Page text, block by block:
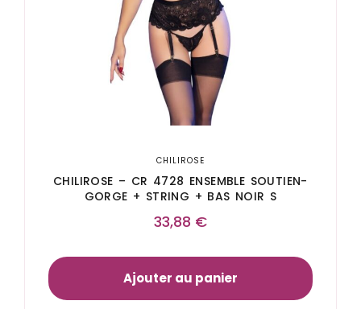
CHILIROSE
CHILIROSE – CR 4728 ENSEMBLE SOUTIEN-
GORGE + STRING + BAS NOIR S
33,88 €
Ajouter au panier